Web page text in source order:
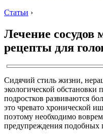
Статьи ›
Лечение
рецепты для
Сидячий стиль жизни,
экологической обстановки
подростков развиваются
это чревато хронической
поэтому необходимо
предупреждения подобных